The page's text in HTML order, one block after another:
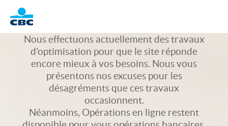
LogoNous effectuons actuellement des travaux
d'optimisation pour que le site réponde
encore mieux à vos besoins. Nous vous
présentons nos excuses pour les
désagréments que ces travaux
occasionnent.
Néanmoins, Opérations en ligne restent